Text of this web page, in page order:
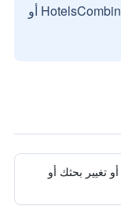
بواسطة مستخدمين حقيقيين مع HotelsCombined أو
تغيير بحثك أو